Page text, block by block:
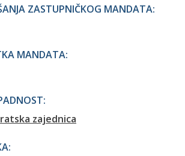
ZASTUPNIČKOG MANDATA:
MANDATA:
zajednica